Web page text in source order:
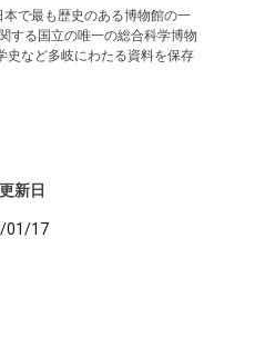
本で最も歴史のある博物館の一
する国立の唯一の総合科学博物
史など多岐にわたる資料を保存
新日
01/17